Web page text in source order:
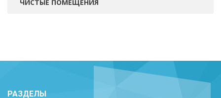
ЧИСТЫЕ ПОМЕЩЕНИЯ
РАЗДЕЛЫ